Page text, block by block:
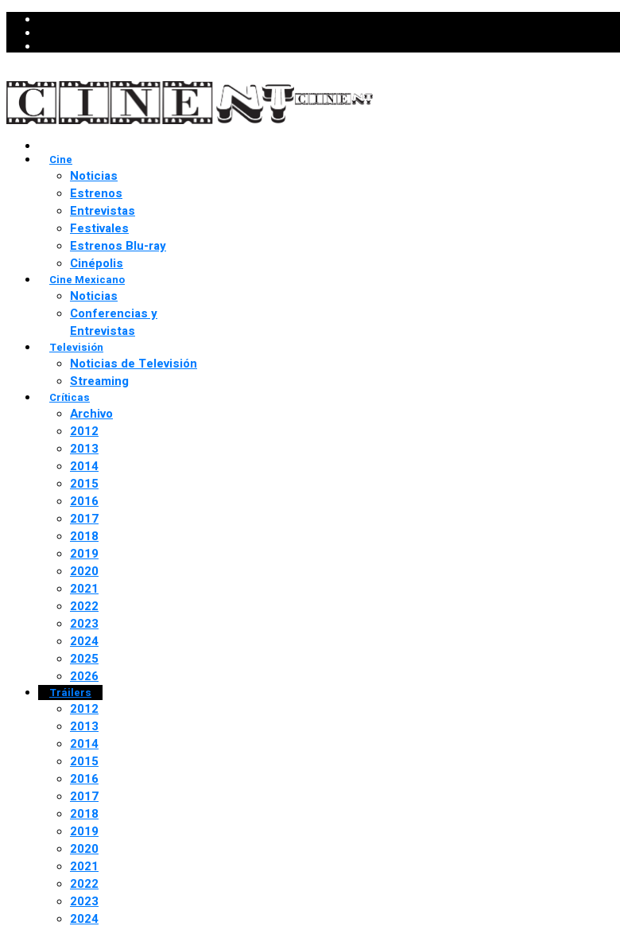
Cine
Noticias
Estrenos
Entrevistas
Festivales
Estrenos Blu-ray
Cinépolis
Cine Mexicano
Noticias
Conferencias y
Entrevistas
Televisión
Noticias de Televisión
Streaming
Críticas
Archivo
2012
2013
2014
2015
2016
2017
2018
2019
2020
2021
2022
2023
2024
2025
2026
Tráilers
2012
2013
2014
2015
2016
2017
2018
2019
2020
2021
2022
2023
2024